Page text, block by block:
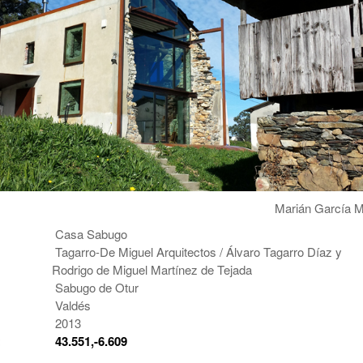
Marián García
Casa Sabugo
Tagarro-De Miguel Arquitectos / Álvaro Tagarro Díaz y
Rodrigo de Miguel Martínez de Tejada
Sabugo de Otur
Valdés
2013
43.551,-6.609